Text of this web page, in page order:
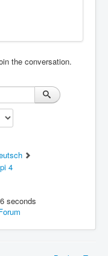
the conversation.
4
seconds